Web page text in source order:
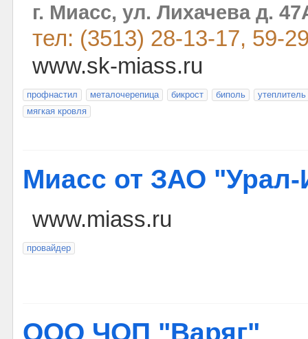
г. Миасс, ул. Лихачева д.
тел: (3513) 28-13-17, 59-
www.sk-miass.ru
профнастил металочерепица бикрост биполь
утеплитель
мягкая кровля
Mиасс от ЗАО
www.miass.ru
провайдер
ООО ЧОП "Варяг"